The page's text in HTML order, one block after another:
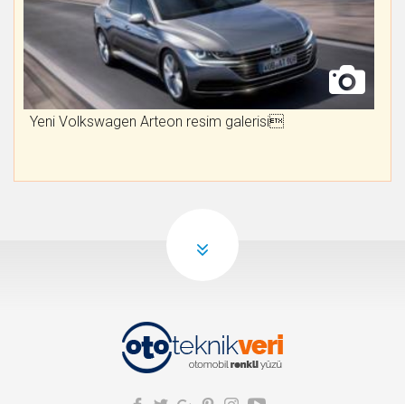
Yeni Volkswagen Arteon resim galerisi